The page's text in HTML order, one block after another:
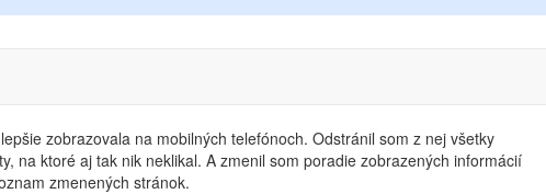
zobrazovala na mobilných telefónoch. Odstránil som z nej všetky
na ktoré aj tak nik neklikal. A zmenil som poradie zobrazených informácií
zmenených stránok.